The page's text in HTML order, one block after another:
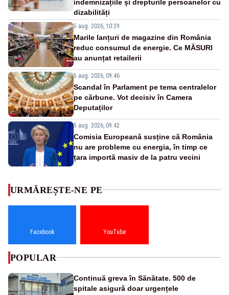
indemnizațiile și drepturile persoanelor cu
dizabilități
5 aug. 2026, 10:29
Marile lanțuri de magazine din România
reduc consumul de energie. Ce MĂSURI
au anunțat retailerii
5 aug. 2026, 09:46
Scandal în Parlament pe tema centralelor
pe cărbune. Vot decisiv în Camera
Deputaților
5 aug. 2026, 09:42
Comisia Europeană susține că România
nu are probleme cu energia, în timp ce
țara importă masiv de la patru vecini
URMĂREȘTE-NE PE
Facebook YouTube
POPULAR
Continuă greva în Sănătate. 500 de
spitale asigură doar urgențele